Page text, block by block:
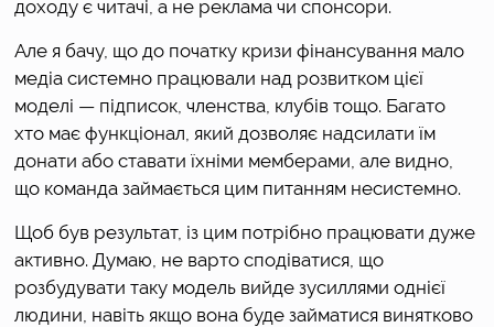
доходу є читачі, а не реклама чи спонсори.
Але я бачу, що до початку кризи фінансування мало
медіа системно працювали над розвитком цієї
моделі — підписок, членства, клубів тощо. Багато
хто має функціонал, який дозволяє надсилати їм
донати або ставати їхніми мемберами, але видно,
що команда займається цим питанням несистемно.
Щоб був результат, із цим потрібно працювати дуже
активно. Думаю, не варто сподіватися, що
розбудувати таку модель вийде зусиллями однієї
людини, навіть якщо вона буде займатися винятково